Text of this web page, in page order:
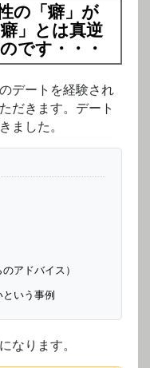
の「癖」が
」とは真逆
です・・・
デートを経験され
だきます。デート
ました。
アドバイス）
という事例
なります。